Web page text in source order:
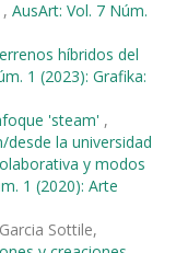
, AusArt: Vol. 7 Núm.
híbridos del
1 (2023): Grafika:
'steam' ,
desde la universidad
y modos
1 (2020): Arte
Sottile,